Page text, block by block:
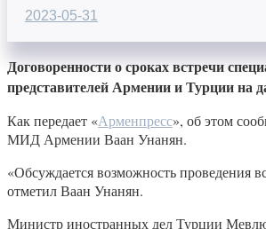
2023-05-31
Договоренности о сроках встречи
представителей Армении и Турции на
Как передает «Арменпресс», об этом
МИД Армении Ваан Унанян.
«Обсуждается возможность проведения
отметил Ваан Унанян.
Министр иностранных дел Турции